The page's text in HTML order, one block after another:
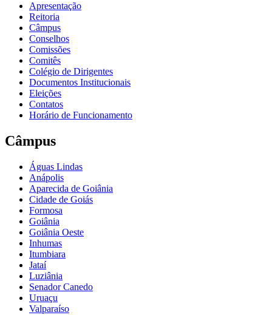
Apresentação
Reitoria
Câmpus
Conselhos
Comissões
Comitês
Colégio de Dirigentes
Documentos Institucionais
Eleições
Contatos
Horário de Funcionamento
Câmpus
Águas Lindas
Anápolis
Aparecida de Goiânia
Cidade de Goiás
Formosa
Goiânia
Goiânia Oeste
Inhumas
Itumbiara
Jataí
Luziânia
Senador Canedo
Uruaçu
Valparaíso